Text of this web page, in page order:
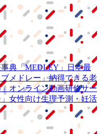
典 「MEDLEY」
日本最
ブメドレー」納得できる老
オンライン動画研修サー
女性向け生理予測・妊活